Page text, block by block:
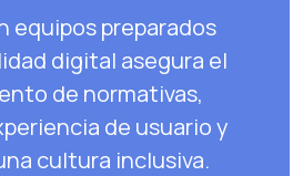
equipos preparados
digital asegura el
de normativas,
de usuario y
cultura inclusiva.